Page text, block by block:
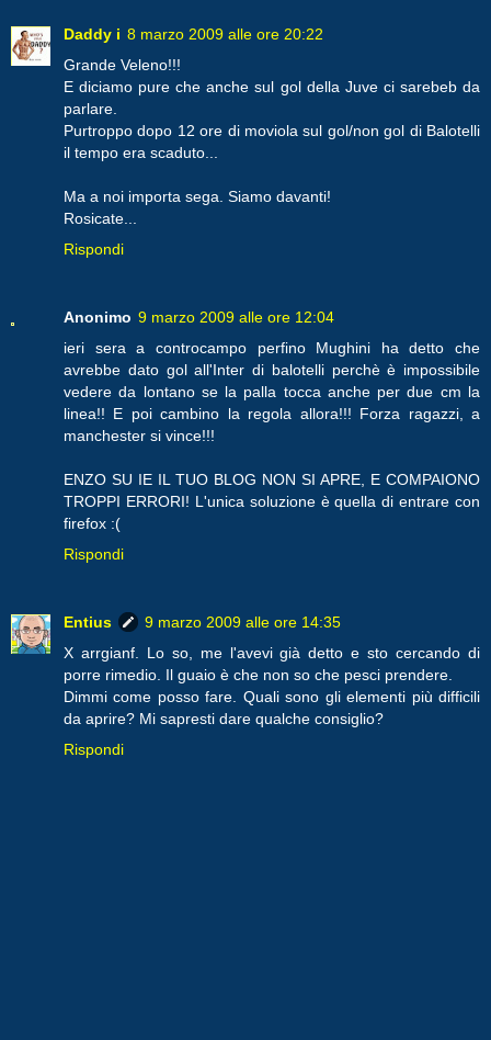
Daddy i 8 marzo 2009 alle ore 20:22
Grande Veleno!!!
E diciamo pure che anche sul gol della Juve ci sarebeb da
parlare.
Purtroppo dopo 12 ore di moviola sul gol/non gol di Balotelli
il tempo era scaduto...
Ma a noi importa sega. Siamo davanti!
Rosicate...
Rispondi
Anonimo 9 marzo 2009 alle ore 12:04
ieri sera a controcampo perfino Mughini ha detto che
avrebbe dato gol all'Inter di balotelli perchè è impossibile
vedere da lontano se la palla tocca anche per due cm la
linea!! E poi cambino la regola allora!!! Forza ragazzi, a
manchester si vince!!!
ENZO SU IE IL TUO BLOG NON SI APRE, E COMPAIONO
TROPPI ERRORI! L'unica soluzione è quella di entrare con
firefox :(
Rispondi
Entius
9 marzo 2009 alle ore 14:35
X arrgianf. Lo so, me l'avevi già detto e sto cercando di
porre rimedio. Il guaio è che non so che pesci prendere.
Dimmi come posso fare. Quali sono gli elementi più difficili
da aprire? Mi sapresti dare qualche consiglio?
Rispondi